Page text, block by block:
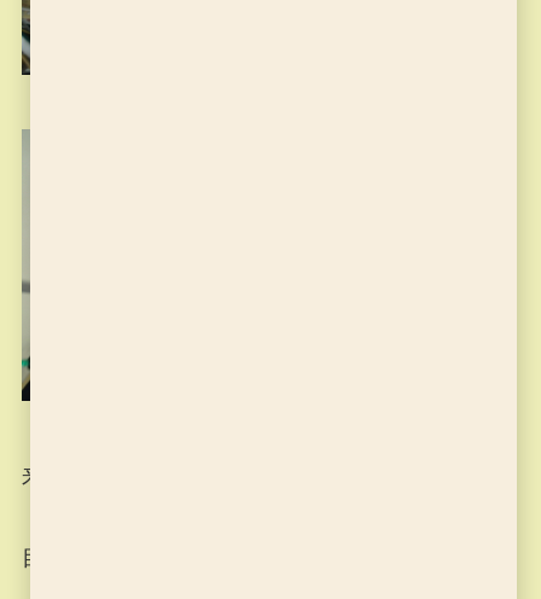
来週はいよいよ清書です！
目指せ観峰賞！！(^^)/